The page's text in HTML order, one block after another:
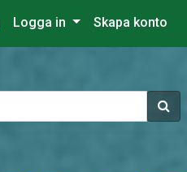
Logga in Skapa konto
Sök